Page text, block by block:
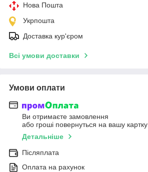
Нова Пошта
Укрпошта
Доставка кур'єром
Всі умови доставки
Умови оплати
Ви отримаєте замовлення
або гроші повернуться на вашу картку
Детальніше
Післяплата
Оплата на рахунок